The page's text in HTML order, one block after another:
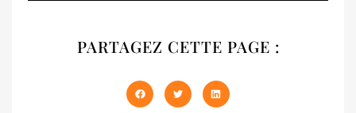
premiers numéros épuisés de NATIVES en
un seul volume de 408 pages. À offrir et à
s'offrir !
PARTAGEZ CETTE PAGE :